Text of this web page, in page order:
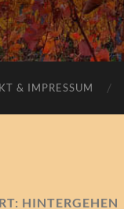
& IMPRESSUM
HINTERGEHEN